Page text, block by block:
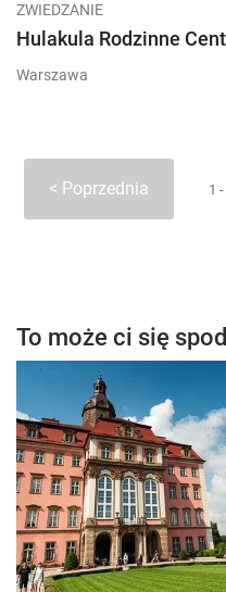
ZWIEDZANIE
Hulakula Rodzinne
Warszawa
Poprzednia 1
To może ci się